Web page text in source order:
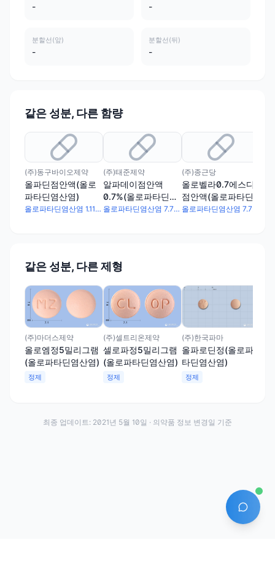
- -
분할선(앞)
-
분할선(뒤)
-
같은 성분, 다른 함량
(주)동구바이오제약
올파딘점안액(올로
파타딘염산염)
올로파타딘염산염 1.11mg
(주)태준제약
알파데이점안액
0.7%(올로파타딘염
산염)(1회용)
올로파타딘염산염 7.76mg
(주)종근당
올로벨라0.7에스디
점안액(올로파타딘
염산염)(1회용)
같은 성분, 다른 제형
(주)마더스제약
올로엠정5밀리그램
(올로파타딘염산염)
정제
(주)셀트리온제약
셀로파정5밀리그램
(올로파타딘염산염)
정제
(주)한국파마
올파로딘정(올로파
타딘염산염)
정제
AI 에이
최종 업데이트: 2021년 5월 10일 · 의약품 정보 변경일 기준